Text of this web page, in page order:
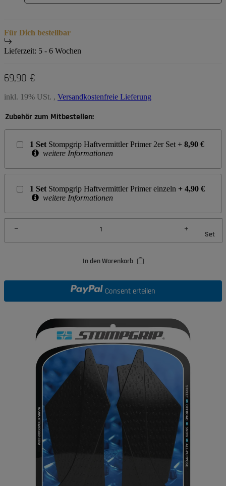
Für Dich bestellbar
Lieferzeit: 5 - 6 Wochen
69,90 €
inkl. 19% USt. , Versandkostenfreie Lieferung
Zubehör zum Mitbestellen:
1 Set Stompgrip Haftvermittler Primer 2er Set + 8,90 €
weitere Informationen
1 Set Stompgrip Haftvermittler Primer einzeln + 4,90 €
weitere Informationen
Set
In den Warenkorb
Consent erteilen